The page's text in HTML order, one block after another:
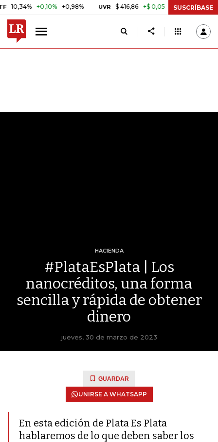
+0,10% +0,98% UVR $ 416,86 +$ 0,05 +0,01% BITCOIN
SUSCRÍBASE
HACIENDA
#PlataEsPlata | Los
nanocréditos, una forma
sencilla y rápida de obtener
dinero
jueves, 30 de marzo de 2023
GUARDAR
UNIRSE A WHATSAPP
En esta edición de Plata Es Plata
hablaremos de lo que deben saber los